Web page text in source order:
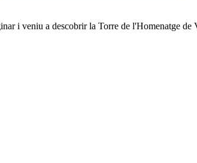
i veniu a descobrir la Torre de l'Homenatge de